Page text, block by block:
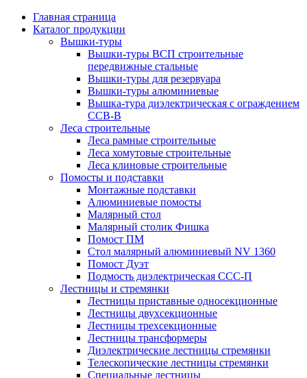
Главная страница
Каталог продукции
Вышки-туры
Вышки-туры ВСП строительные
передвижные стальные
Вышки-туры для резервуара
Вышки-туры алюминиевые
Вышка-тура диэлектрическая с ограждением
ССВ-В
Леса строительные
Леса рамные строительные
Леса хомутовые строительные
Леса клиновые строительные
Помосты и подставки
Монтажные подставки
Алюминиевые помосты
Малярный стол
Малярный столик Фишка
Помост ПМ
Стол малярный алюминиевый NV 1360
Помост Дуэт
Подмость диэлектрическая ССС-П
Лестницы и стремянки
Лестницы приставные односекционные
Лестницы двухсекционные
Лестницы трехсекционные
Лестницы трансформеры
Диэлектрические лестницы стремянки
Телескопические лестницы стремянки
Специальные лестницы